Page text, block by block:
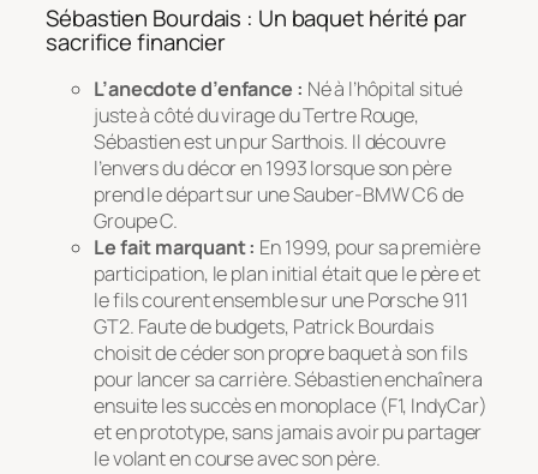
Sébastien Bourdais : Un baquet hérité par
sacrifice financier
L’anecdote d’enfance : Né à l’hôpital situé
juste à côté du virage du Tertre Rouge,
Sébastien est un pur Sarthois. Il découvre
l’envers du décor en 1993 lorsque son père
prend le départ sur une Sauber-BMW C6 de
Groupe C.
Le fait marquant : En 1999, pour sa première
participation, le plan initial était que le père et
le fils courent ensemble sur une Porsche 911
GT2. Faute de budgets, Patrick Bourdais
choisit de céder son propre baquet à son fils
pour lancer sa carrière. Sébastien enchaînera
ensuite les succès en monoplace (F1, IndyCar)
et en prototype, sans jamais avoir pu partager
le volant en course avec son père.